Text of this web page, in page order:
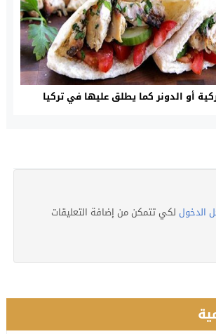
أو الدونر كما يطلق عليها في تركيا
الدخول لكي تتمكن من إضافة التعليقات